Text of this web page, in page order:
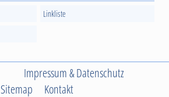
Linkliste
Impressum & Datenschutz
Sitemap
Kontakt